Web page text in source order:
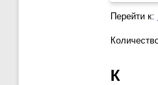
Перейти к:
К